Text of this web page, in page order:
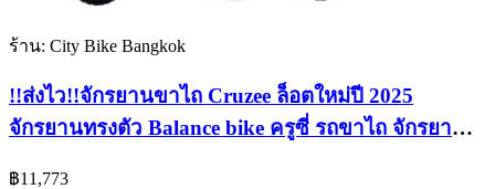
ร้าน: City Bike Bangkok
!!ส่งไว!!จักรยานขาไถ Cruzee ล็อตใหม่ปี 2025
จักรยานทรงตัว Balance bike ครูซี่ รถขาไถ จักรยาน
฿11,773